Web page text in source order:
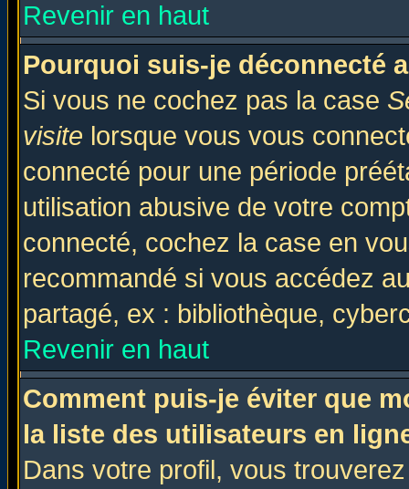
Revenir en haut
Pourquoi suis-je déconnecté
Si vous ne cochez pas la case
visite lorsque vous vous
connecté pour une période
utilisation abusive de votre
connecté, cochez la case en
recommandé si vous accédez
partagé, ex : bibliothèque,
Revenir en haut
Comment puis-je éviter que
la liste des utilisateurs en
Dans votre profil, vous